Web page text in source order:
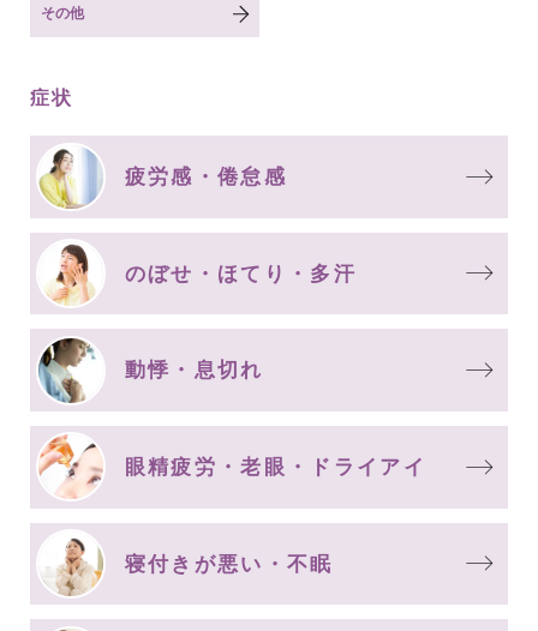
その他
症状
疲労感・倦怠感
のぼせ・ほてり・多汗
動悸・息切れ
眼精疲労・老眼・ドライアイ
寝付きが悪い・不眠